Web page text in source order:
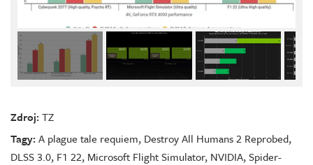
Zdroj:TZ
Tagy:A plague tale requiem, Destroy All Humans 2 Reprobed,
DLSS 3.0, F1 22, Microsoft Flight Simulator, NVIDIA,Spider-